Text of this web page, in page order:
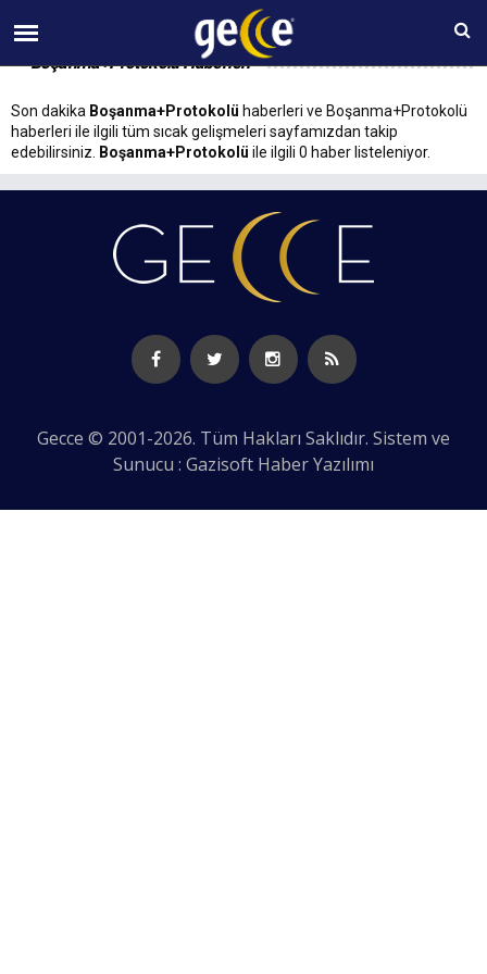
06 AĞUSTOS Perşembe 23:07
Boşanma+Protokolü Haberleri
Son dakika Boşanma+Protokolü haberleri ve Boşanma+Protokolü
haberleri ile ilgili tüm sıcak gelişmeleri sayfamızdan takip
edebilirsiniz.
Boşanma+Protokolü ile ilgili 0 haber listeleniyor.
Gecce © 2001-2026. Tüm Hakları Saklıdır. Sistem ve
Sunucu : Gazisoft Haber Yazılımı